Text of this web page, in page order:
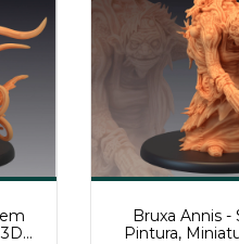
Bruxa Annis -
Pintura,